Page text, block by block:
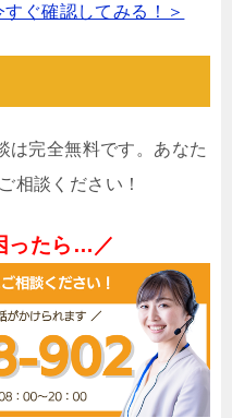
ぐ確認してみる！＞
は完全無料です。あなた
相談ください！
ったら…／